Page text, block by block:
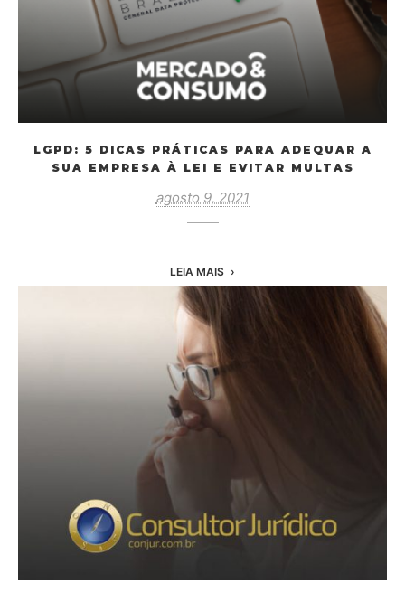
LGPD: 5 DICAS PRÁTICAS PARA ADEQUAR A
SUA EMPRESA À LEI E EVITAR MULTAS
agosto 9, 2021
LEIA MAIS